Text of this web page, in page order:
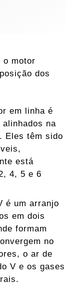
o motor
dos
em linha é
na
. Eles têm sido
está
4, 5 e 6
é um arranjo
em dois
formam
no
o ar de
V e os gases